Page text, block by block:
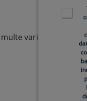
varietati